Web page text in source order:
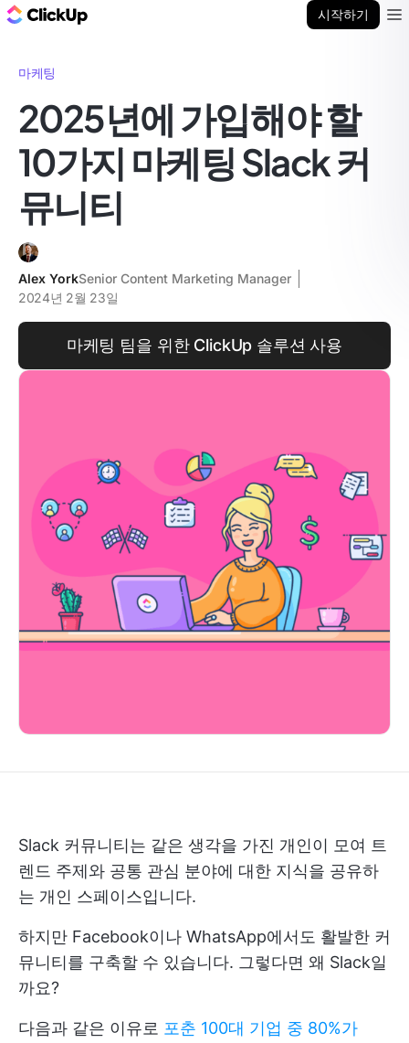
시작하기
마케팅
2025년에 가입해야 할
10가지 마케팅 Slack 커
뮤니티
Alex YorkSenior Content Marketing Manager
2024년 2월 23일
마케팅 팀을 위한 ClickUp 솔루션 사용
Slack 커뮤니티는 같은 생각을 가진 개인이 모여 트
렌드 주제와 공통 관심 분야에 대한 지식을 공유하
는 개인 스페이스입니다.
하지만 Facebook이나 WhatsApp에서도 활발한 커
뮤니티를 구축할 수 있습니다. 그렇다면 왜 Slack일
까요?
다음과 같은 이유로 포춘 100대 기업 중 80%가